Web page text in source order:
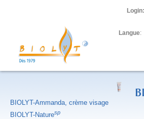
Login
Langue:
BIOLYT-Ammanda, crème visage
BIOLYT-Naturesp